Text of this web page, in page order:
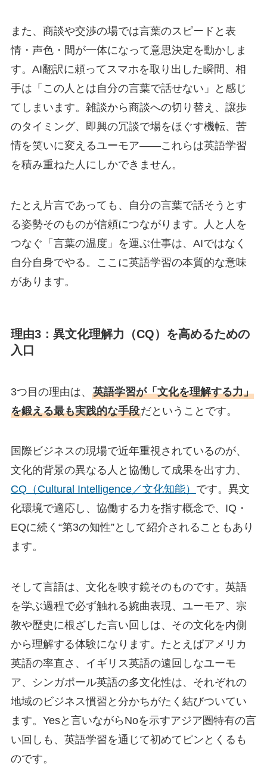
また、商談や交渉の場では言葉のスピードと表
情・声色・間が一体になって意思決定を動かしま
す。AI翻訳に頼ってスマホを取り出した瞬間、相
手は「この人とは自分の言葉で話せない」と感じ
てしまいます。雑談から商談への切り替え、譲歩
のタイミング、即興の冗談で場をほぐす機転、苦
情を笑いに変えるユーモア――これらは英語学習
を積み重ねた人にしかできません。
たとえ片言であっても、自分の言葉で話そうとす
る姿勢そのものが信頼につながります。人と人を
つなぐ「言葉の温度」を運ぶ仕事は、AIではなく
自分自身でやる。ここに英語学習の本質的な意味
があります。
理由3：異文化理解力（CQ）を高めるための
入口
3つ目の理由は、 英語学習が「文化を理解する力」
を鍛える最も実践的な手段だということです。
国際ビジネスの現場で近年重視されているのが、
文化的背景の異なる人と協働して成果を出す力、
CQ（Cultural Intelligence／文化知能） です。異文
化環境で適応し、協働する力を指す概念で、IQ・
EQに続く“第3の知性”として紹介されることもあり
ます。
そして言語は、文化を映す鏡そのものです。英語
を学ぶ過程で必ず触れる婉曲表現、ユーモア、宗
教や歴史に根ざした言い回しは、その文化を内側
から理解する体験になります。たとえばアメリカ
英語の率直さ、イギリス英語の遠回しなユーモ
ア、シンガポール英語の多文化性は、それぞれの
地域のビジネス慣習と分かちがたく結びついてい
ます。Yesと言いながらNoを示すアジア圏特有の言
い回しも、英語学習を通じて初めてピンとくるも
のです。